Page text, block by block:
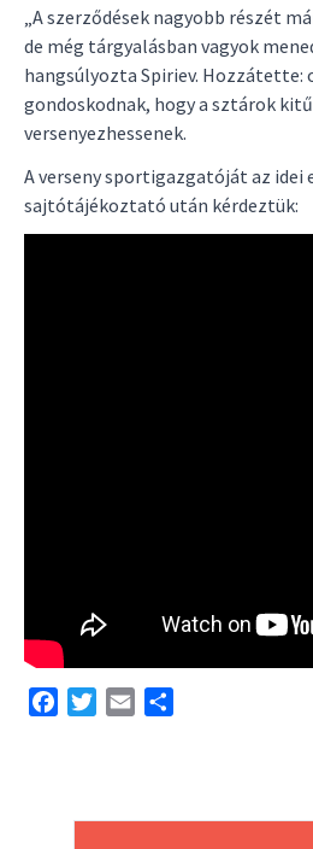
„A szerződések nagyobb részét
de még tárgyalásban vagyok
hangsúlyozta Spiriev. Hozzátette:
gondoskodnak, hogy a sztárok
versenyezhessenek.
A verseny sportigazgatóját az idei
sajtótájékoztató után kérdeztük:
FacebookTwitterEmail